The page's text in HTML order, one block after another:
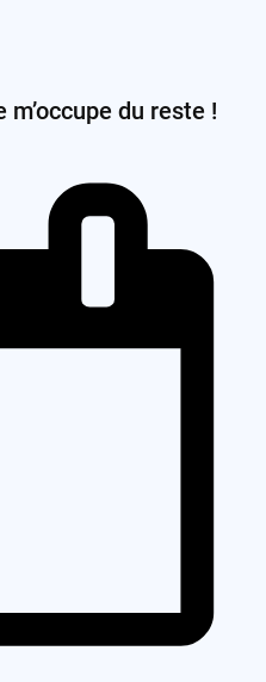
du reste !